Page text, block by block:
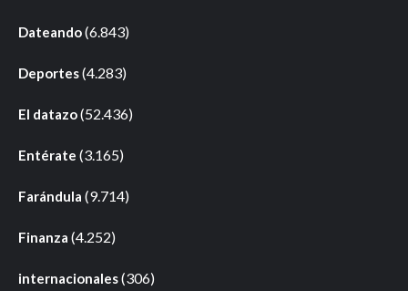
Dateando(6.843)
Deportes(4.283)
El datazo(52.436)
Entérate (3.165)
Farándula (9.714)
Finanza (4.252)
internacionales(306)